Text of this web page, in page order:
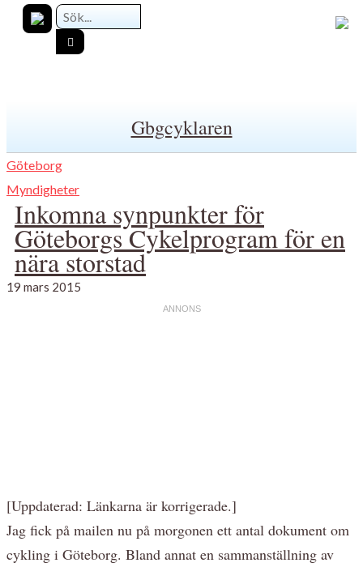
Gbgcyklaren
Göteborg
Myndigheter
Inkomna synpunkter för
Göteborgs Cykelprogram för en
nära storstad
19 mars 2015
[Uppdaterad: Länkarna är korrigerade.]
Jag fick på mailen nu på morgonen ett antal dokument om
cykling i Göteborg. Bland annat en sammanställning av